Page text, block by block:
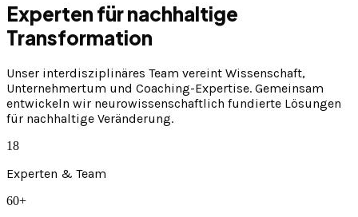
Experten für nachhaltige
Transformation
Unser interdisziplinäres Team vereint Wissenschaft,
Unternehmertum und Coaching-Expertise. Gemeinsam
entwickeln wir neurowissenschaftlich fundierte Lösungen
für nachhaltige Veränderung.
18
Experten & Team
60+